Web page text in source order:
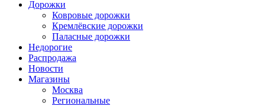
Дорожки
Ковровые дорожки
Кремлёвские дорожки
Паласные дорожки
Недорогие
Распродажа
Новости
Магазины
Москва
Региональные